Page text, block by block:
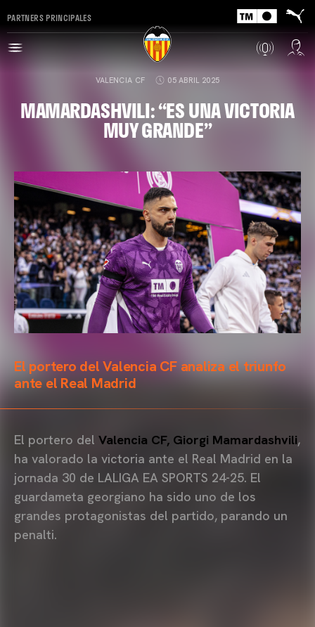
PARTNERS PRINCIPALES
VALENCIA CF 05 ABRIL 2025
MAMARDASHVILI: “ES UNA VICTORIA
MUY GRANDE”
El portero del Valencia CF analiza el triunfo
ante el Real Madrid
El portero del Valencia CF, Giorgi Mamardashvili,
ha valorado la victoria ante el Real Madrid en la
jornada 30 de LALIGA EA SPORTS 24-25. El
guardameta georgiano ha sido uno de los
grandes protagonistas del partido, parando un
penalti.